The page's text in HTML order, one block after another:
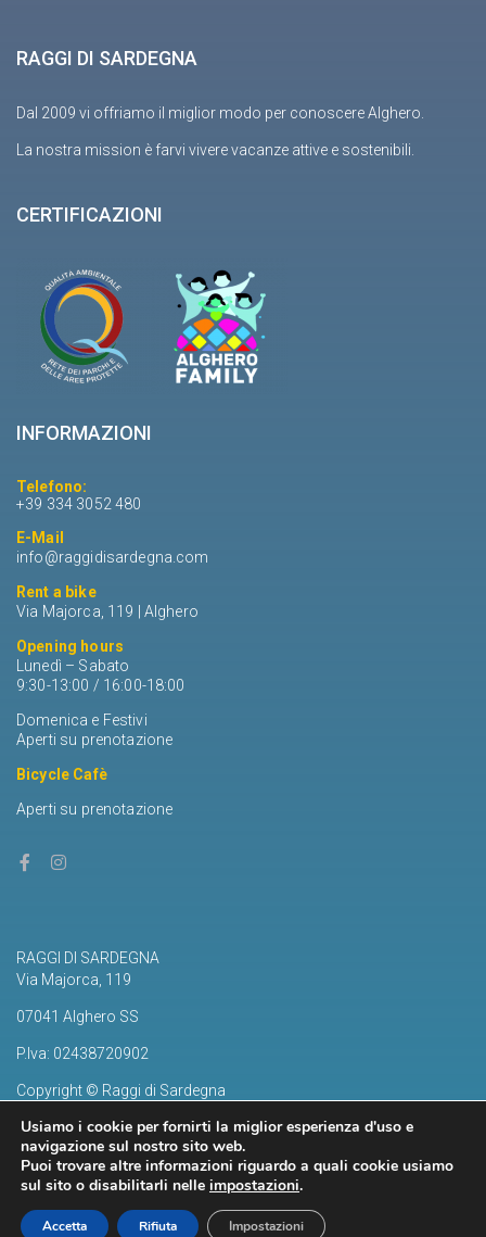
RAGGI DI SARDEGNA
Dal 2009 vi offriamo il miglior modo per conoscere Alghero.
La nostra mission è farvi vivere vacanze attive e sostenibili.
CERTIFICAZIONI
INFORMAZIONI
Telefono:
+39 334 3052 480
E-Mail
info@raggidisardegna.com
Rent a bike
Via Majorca, 119 | Alghero
Opening hours
Lunedì – Sabato
9:30-13:00 / 16:00-18:00
Domenica e Festivi
Aperti su prenotazione
Bicycle Cafè
Aperti su prenotazione
RAGGI DI SARDEGNA
Via Majorca, 119
07041 Alghero SS
P.Iva: 02438720902
Copyright © Raggi di Sardegna
Usiamo i cookie per fornirti la miglior esperienza d'uso e
navigazione sul nostro sito web.
Puoi trovare altre informazioni riguardo a quali cookie usiamo
sul sito o disabilitarli nelle impostazioni.
Accetta Rifiuta Impostazioni